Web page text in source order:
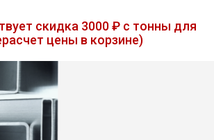
скидка 3000 ₽ с тонны для
цены в корзине)